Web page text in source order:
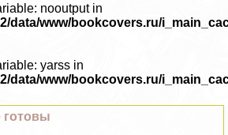
nooutput in
data/www/bookcovers.ru/
yarss in
data/www/bookcovers.ru/
готовы